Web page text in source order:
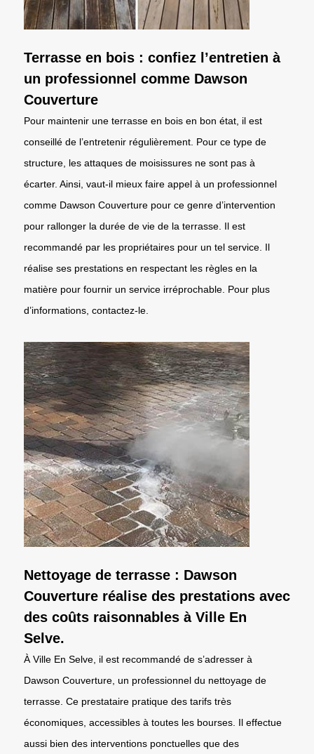
Terrasse en bois : confiez l’entretien à
un professionnel comme Dawson
Couverture
Pour maintenir une terrasse en bois en bon état, il est
conseillé de l’entretenir régulièrement. Pour ce type de
structure, les attaques de moisissures ne sont pas à
écarter. Ainsi, vaut-il mieux faire appel à un professionnel
comme Dawson Couverture pour ce genre d’intervention
pour rallonger la durée de vie de la terrasse. Il est
recommandé par les propriétaires pour un tel service. Il
réalise ses prestations en respectant les règles en la
matière pour fournir un service irréprochable. Pour plus
d’informations, contactez-le.
Nettoyage de terrasse : Dawson
Couverture réalise des prestations avec
des coûts raisonnables à Ville En
Selve.
À Ville En Selve, il est recommandé de s’adresser à
Dawson Couverture, un professionnel du nettoyage de
terrasse. Ce prestataire pratique des tarifs très
économiques, accessibles à toutes les bourses. Il effectue
aussi bien des interventions ponctuelles que des